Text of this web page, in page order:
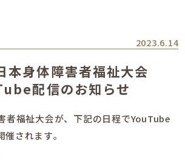
2023.6.14
本身体障害者福祉大会
配信のお知らせ
者福祉大会が、下記の日程でYouTube
されます。